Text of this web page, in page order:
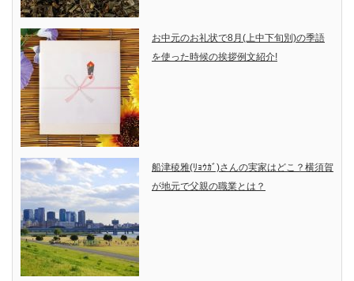
お中元のお礼状で8月(上中下旬別)の季語
を使った時候の挨拶例文紹介!
船津稜雅(ﾘｮｳｶﾞ)さんの実家はどこ？横須賀
が地元で父親の職業とは？